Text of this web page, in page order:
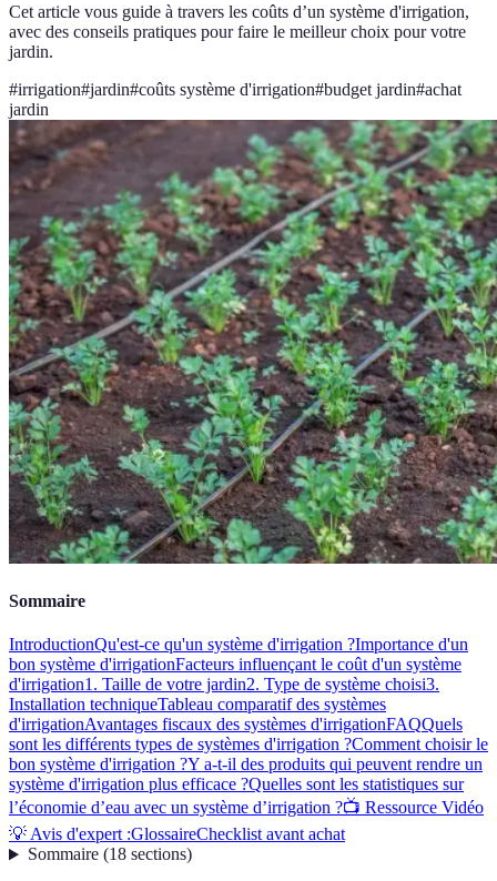
Cet article vous guide à travers les coûts d’un système d'irrigation,
avec des conseils pratiques pour faire le meilleur choix pour votre
jardin.
#irrigation#jardin#coûts système d'irrigation#budget jardin#achat
jardin
Sommaire
IntroductionQu'est-ce qu'un système d'irrigation ?Importance d'un
bon système d'irrigationFacteurs influençant le coût d'un système
d'irrigation1. Taille de votre jardin2. Type de système choisi3.
Installation techniqueTableau comparatif des systèmes
d'irrigationAvantages fiscaux des systèmes d'irrigationFAQQuels
sont les différents types de systèmes d'irrigation ?Comment choisir le
bon système d'irrigation ?Y a-t-il des produits qui peuvent rendre un
système d'irrigation plus efficace ?Quelles sont les statistiques sur
l’économie d’eau avec un système d’irrigation ?📺 Ressource Vidéo
💡 Avis d'expert :GlossaireChecklist avant achat
Sommaire(18 sections)